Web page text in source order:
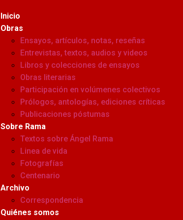
Inicio
Obras
Ensayos, artículos, notas, reseñas
Entrevistas, textos, audios y videos
Libros y colecciones de ensayos
Obras literarias
Participación en volúmenes colectivos
Prólogos, antologías, ediciones críticas
Publicaciones póstumas
Sobre Rama
Textos sobre Ángel Rama
Linea de vida
Fotografías
Centenario
Archivo
Correspondencia
Quiénes somos